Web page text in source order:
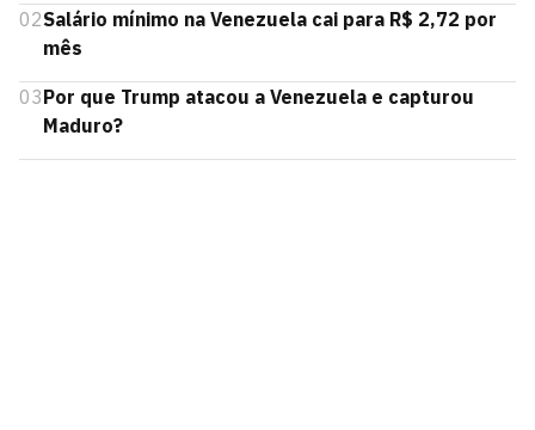
02Salário mínimo na Venezuela cai para R$ 2,72 por
mês
03Por que Trump atacou a Venezuela e capturou
Maduro?